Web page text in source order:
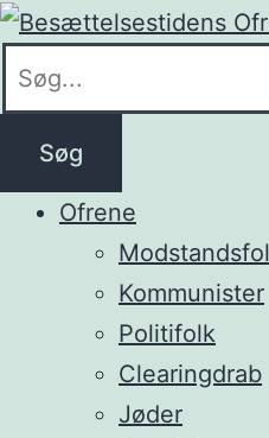
Søg
Ofrene
Kommunister
Politifolk
Clearingdrab
Jøder